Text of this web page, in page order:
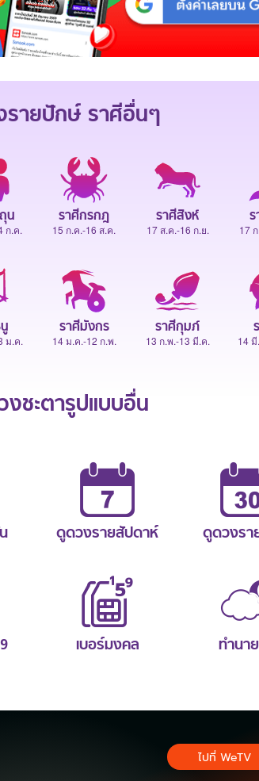
รายปักษ์ราศีอื่นๆ
น
ก.ค.
ราศีกรกฎ
15 ก.ค.-16 ส.ค.
ราศีสิงห์
17 ส.ค.-16 ก.ย.
ร
17
ม.ค.
ราศีมังกร
14 ม.ค.-12 ก.พ.
ราศีกุมภ์
13 ก.พ.-13 มี.ค. 14
งชะตารูปแบบอื่น
ดูดวงรายสัปดาห์ ดูดวงรา
เบอร์มงคล ทำนา
ไปที่ WeTV